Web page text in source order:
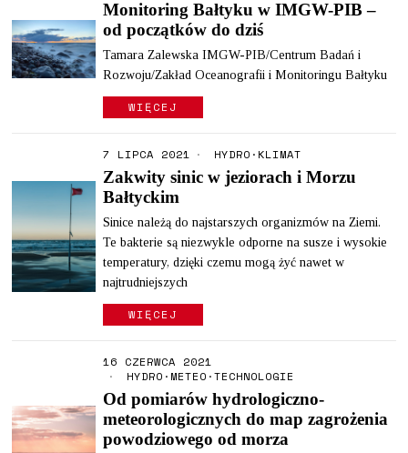
Monitoring Bałtyku w IMGW-PIB –
od początków do dziś
Tamara Zalewska IMGW-PIB/Centrum Badań i
Rozwoju/Zakład Oceanografii i Monitoringu Bałtyku
WIĘCEJ
7 LIPCA 2021 HYDRO · KLIMAT
Zakwity sinic w jeziorach i Morzu
Bałtyckim
Sinice należą do najstarszych organizmów na Ziemi.
Te bakterie są niezwykle odporne na susze i wysokie
temperatury, dzięki czemu mogą żyć nawet w
najtrudniejszych
WIĘCEJ
16 CZERWCA 2021
HYDRO · METEO ·TECHNOLOGIE
Od pomiarów hydrologiczno-
meteorologicznych do map zagrożenia
powodziowego od morza